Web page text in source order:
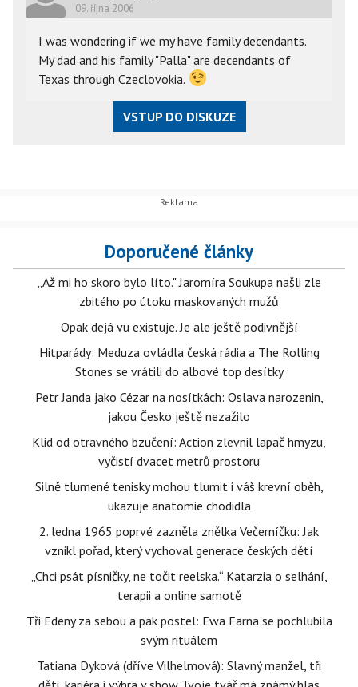
09. října 2006
I was wondering if we my have family decendants.
My dad and his family "Palla" are decendants of
Texas through Czeclovokia.
VSTUP DO DISKUZE
Doporučené články
„Až mi ho skoro bylo líto." Jaromíra Soukupa našli zle
zbitého po útoku maskovaných mužů
Opak dejá vu existuje. Je ale ještě podivnější
Hitparády: Meduza ovládla česká rádia a The Rolling
Stones se vrátili do albové top desítky
Petr Janda jako Cézar na nosítkách: Oslava narozenin,
jakou Česko ještě nezažilo
Klid od otravného bzučení: Action zlevnil lapač hmyzu,
vyčistí dvacet metrů prostoru
Silně tlumené tenisky mohou tlumit i váš krevní oběh,
ukazuje anatomie chodidla
2. ledna 1965 poprvé zazněla znělka Večerníčku: Jak
vznikl pořad, který vychoval generace českých dětí
„Chci psát písničky, ne točit reelska.“ Katarzia o selhání,
terapii a online samotě
Tři Edeny za sebou a pak postel: Ewa Farna se pochlubila
svým rituálem
Tatiana Dyková (dříve Vilhelmová): Slavný manžel, tři